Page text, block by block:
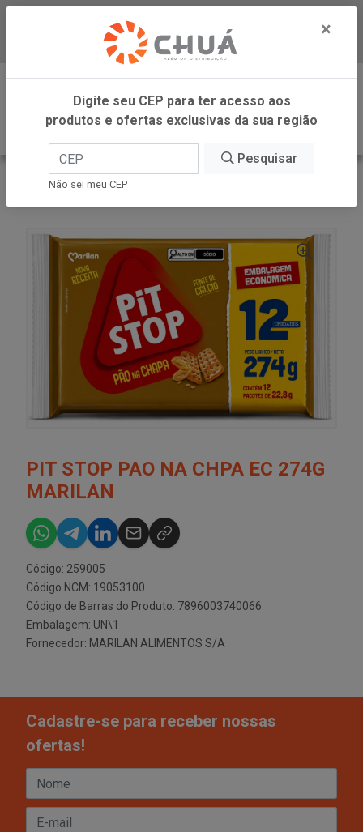
Baixe já nosso APP
0
INÍCIO
MARILAN
PIT STOP PAO NA CHPA EC 274G
MARILAN
Código: 259005
Código NCM: 19053100
Código de Barras do Produto: 7896003740066
Embalagem: UN\1
Fornecedor: MARILAN ALIMENTOS S/A
Cadastre-se para receber nossas
ofertas!
×
Digite seu CEP para ter acesso aos
produtos e ofertas exclusivas da sua região
Pesquisar
Não sei meu CEP